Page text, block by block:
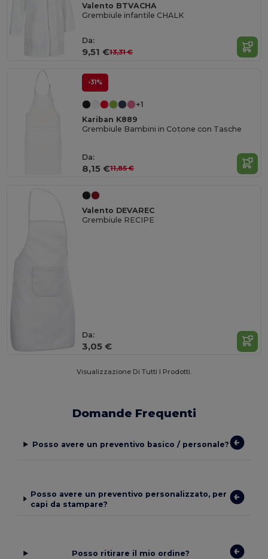
Valento BTVACHA
Grembiule infantile CHALK
Da:
9,51 €13,31 €
-31%
+1
Kariban K889
Grembiule Bambini in Cotone con Tasche
Da:
8,15 €11,85 €
Valento DEVAREC
Grembiule RECIPE
Da:
3,05 €
Visualizzazione Di Tutti I Prodotti.
Domande Frequenti
Posso avere un preventivo basico / personale?
Posso avere un preventivo personalizzato, per
capi da stampare?
Posso ritirare il mio ordine?